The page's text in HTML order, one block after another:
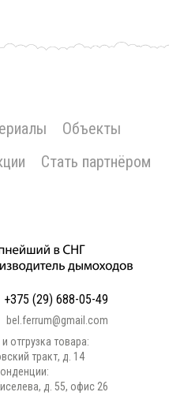
Объекты
Стать партнёром
+375 (29) 688-05-49
bel.ferrum@gmail.com
отгрузка товара:
тракт, д. 14
д. 55, офис 26